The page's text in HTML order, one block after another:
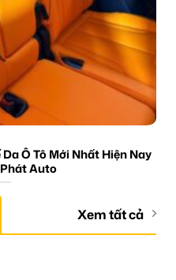
Ô Tô Mới Nhất Hiện Nay
Auto
Xem tất cả